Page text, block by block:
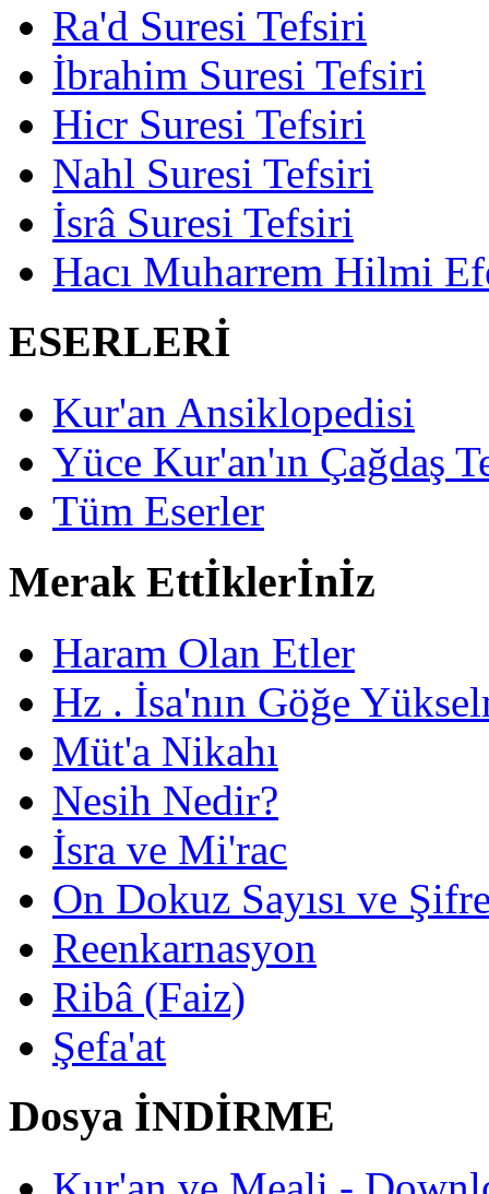
Ra'd Suresi Tefsiri
İbrahim Suresi Tefsiri
Hicr Suresi Tefsiri
Nahl Suresi Tefsiri
İsrâ Suresi Tefsiri
Hacı Muharrem Hilmi
ESERLERİ
Kur'an Ansiklopedisi
Yüce Kur'an'ın Çağdaş
Tüm Eserler
Merak Ettİklerİnİz
Haram Olan Etler
Hz . İsa'nın Göğe
Müt'a Nikahı
Nesih Nedir?
İsra ve Mi'rac
On Dokuz Sayısı ve
Reenkarnasyon
Ribâ (Faiz)
Şefa'at
Dosya İNDİRME